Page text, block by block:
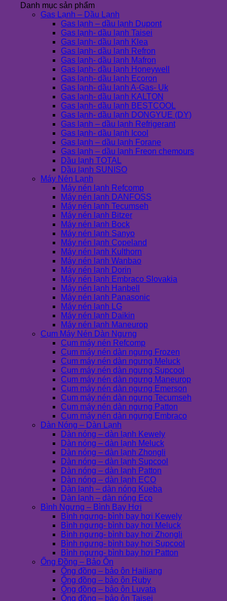
Danh mục sản phẩm
Gas Lạnh – Dầu Lạnh
Gas lạnh – dầu lạnh Dupont
Gas lạnh- dầu lạnh Taisei
Gas lạnh- dầu lạnh Klea
Gas lạnh- dầu lạnh Refron
Gas lạnh- dầu lạnh Mafron
Gas lạnh- dầu lạnh Honeywell
Gas lạnh- dầu lạnh Ecoron
Gas lạnh- dầu lạnh A-Gas- Uk
Gas lạnh- dầu lạnh KALTON
Gas lạnh- dầu lạnh BESTCOOL
Gas lạnh- dầu lạnh DONGYUE (DY)
Gas lạnh – dầu lạnh Refrigerant
Gas lạnh- dầu lạnh Icool
Gas lạnh – dầu lạnh Forane
Gas lạnh – dầu lạnh Freon chemours
Dầu lạnh TOTAL
Dầu lạnh SUNISO
Máy Nén Lạnh
Máy nén lạnh Refcomp
Máy nén lạnh DANFOSS
Máy nén lạnh Tecumseh
Máy nén lạnh Bitzer
Máy nén lạnh Bock
Máy nén lạnh Sanyo
Máy nén lạnh Copeland
Máy nén lạnh Kulthorn
Máy nén lạnh Wanbao
Máy nén lạnh Dorin
Máy nén lạnh Embraco Slovakia
Máy nén lạnh Hanbell
Máy nén lạnh Panasonic
Máy nén lạnh LG
Máy nén lạnh Daikin
Máy nén lạnh Maneurop
Cụm Máy Nén Dàn Ngưng
Cụm máy nén Refcomp
Cụm máy nén dàn ngưng Frozen
Cụm máy nén dàn ngưng Meluck
Cụm máy nén dàn ngưng Supcool
Cụm máy nén dàn ngưng Maneurop
Cụm máy nén dàn ngưng Emerson
Cụm máy nén dàn ngưng Tecumseh
Cụm máy nén dàn ngưng Patton
Cụm máy nén dàn ngưng Embraco
Dàn Nóng – Dàn Lạnh
Dàn nóng – dàn lạnh Kewely
Dàn nóng – dàn lạnh Meluck
Dàn nóng – dàn lạnh Zhongli
Dàn nóng – dàn lạnh Supcool
Dàn nóng – dàn lạnh Patton
Dàn nóng – dàn lạnh ECO
Dàn lạnh – dàn nóng Kueba
Dàn lạnh – dàn nóng Eco
Bình Ngưng – Bình Bay Hơi
Bình ngưng- bình bay hơi Kewely
Bình ngưng- bình bay hơi Meluck
Bình ngưng- bình bay hơi Zhongli
Bình ngưng- bình bay hơi Supcool
Bình ngưng- bình bay hơi Patton
Ống Đồng – Bảo Ôn
Ống đồng – bảo ôn Hailiang
Ống đồng – bảo ôn Ruby
Ống đồng – bảo ôn Luvata
Ống đồng – bảo ôn Taisei